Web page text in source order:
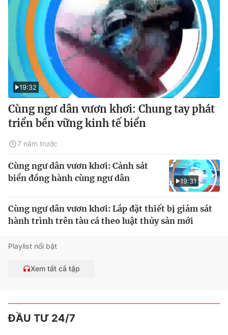
19:32
Cùng ngư dân vươn khơi: Chung tay phát
triển bền vững kinh tế biển
7 năm trước
19:31
Cùng ngư dân vươn khơi: Cảnh sát
biển đồng hành cùng ngư dân
Cùng ngư dân vươn khơi: Lắp đặt thiết bị giám sát
hành trình trên tàu cá theo luật thủy sản mới
Playlist nổi bật
Xem tất cả tập
ĐẦU TƯ 24/7